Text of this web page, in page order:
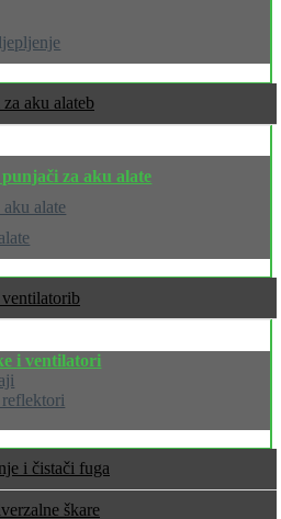
aku alate
za aku alate
alate
i ventilatori
i čistači fuga
škare